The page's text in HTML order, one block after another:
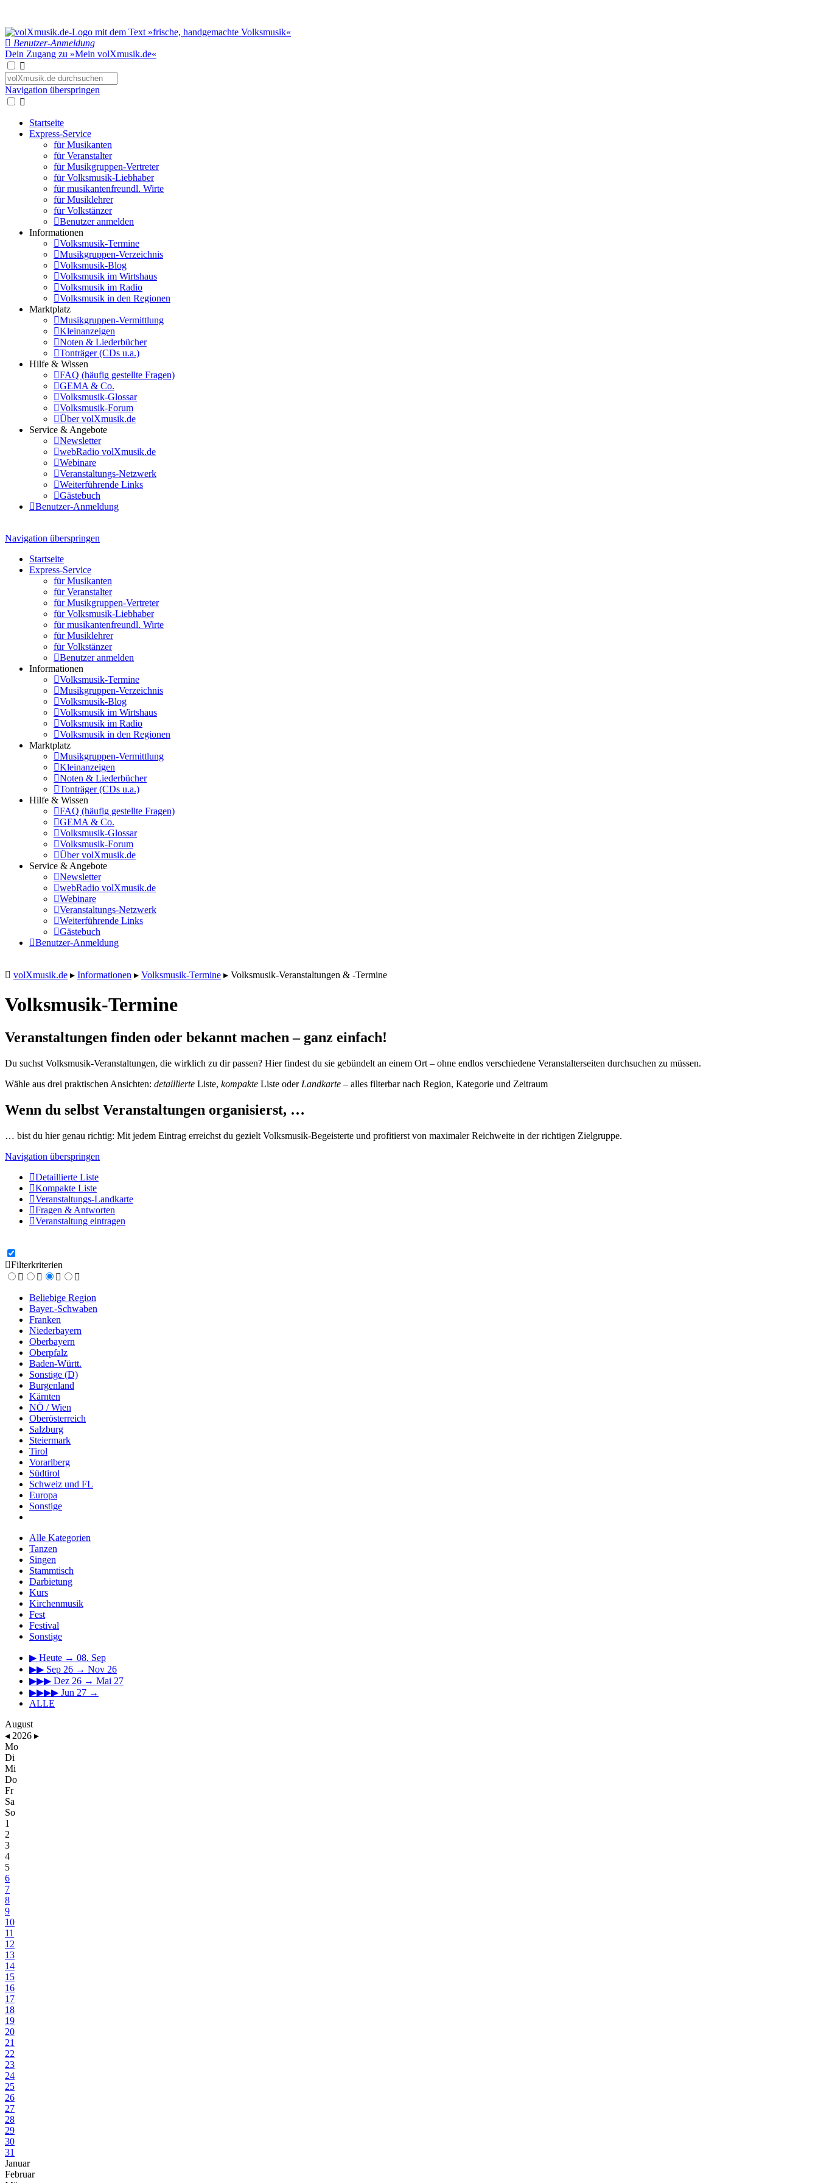
Benutzer-Anmeldung
Dein Zugang zu »Mein volXmusik.de«
Navigation überspringen
Startseite
Express-Service
für Musikanten
für Veranstalter
für Musikgruppen-Vertreter
für Volksmusik-Liebhaber
für musikantenfreundl. Wirte
für Musiklehrer
für Volkstänzer
Benutzer anmelden
Informationen
Volksmusik-Termine
Musikgruppen-Verzeichnis
Volksmusik-Blog
Volksmusik im Wirtshaus
Volksmusik im Radio
Volksmusik in den Regionen
Marktplatz
Musikgruppen-Vermittlung
Kleinanzeigen
Noten & Liederbücher
Tonträger (CDs u.a.)
Hilfe & Wissen
FAQ (häufig gestellte Fragen)
GEMA & Co.
Volksmusik-Glossar
Volksmusik-Forum
Über volXmusik.de
Service & Angebote
Newsletter
webRadio volXmusik.de
Webinare
Veranstaltungs-Netzwerk
Weiterführende Links
Gästebuch
Benutzer-Anmeldung
Navigation überspringen
Startseite
Express-Service
für Musikanten
für Veranstalter
für Musikgruppen-Vertreter
für Volksmusik-Liebhaber
für musikantenfreundl. Wirte
für Musiklehrer
für Volkstänzer
Benutzer anmelden
Informationen
Volksmusik-Termine
Musikgruppen-Verzeichnis
Volksmusik-Blog
Volksmusik im Wirtshaus
Volksmusik im Radio
Volksmusik in den Regionen
Marktplatz
Musikgruppen-Vermittlung
Kleinanzeigen
Noten & Liederbücher
Tonträger (CDs u.a.)
Hilfe & Wissen
FAQ (häufig gestellte Fragen)
GEMA & Co.
Volksmusik-Glossar
Volksmusik-Forum
Über volXmusik.de
Service & Angebote
Newsletter
webRadio volXmusik.de
Webinare
Veranstaltungs-Netzwerk
Weiterführende Links
Gästebuch
Benutzer-Anmeldung
volXmusik.de ▸ Informationen ▸ Volksmusik-Termine ▸ Volksmusik-Veranstaltungen & -Termine
Volksmusik-Termine
Veranstaltungen finden oder bekannt machen – ganz einfach!
Du suchst Volksmusik-Veranstaltungen, die wirklich zu dir passen? Hier findest du sie gebündelt an einem Ort – ohne endlos verschiedene Veranstalterseiten durchsuchen zu müssen.
Wähle aus drei praktischen Ansichten: detaillierte Liste, kompakte Liste oder Landkarte – alles filterbar nach Region, Kategorie und Zeitraum
Wenn du selbst Veranstaltungen organisierst, …
… bist du hier genau richtig: Mit jedem Eintrag erreichst du gezielt Volksmusik-Begeisterte und profitierst von maximaler Reichweite in der richtigen Zielgruppe.
Navigation überspringen
Detaillierte Liste
Kompakte Liste
Veranstaltungs-Landkarte
Fragen & Antworten
Veranstaltung eintragen
Filterkriterien
Beliebige Region
Bayer.-Schwaben
Franken
Niederbayern
Oberbayern
Oberpfalz
Baden-Württ.
Sonstige (D)
Burgenland
Kärnten
NÖ / Wien
Oberösterreich
Salzburg
Steiermark
Tirol
Vorarlberg
Südtirol
Schweiz und FL
Europa
Sonstige
Alle Kategorien
Tanzen
Singen
Stammtisch
Darbietung
Kurs
Kirchenmusik
Fest
Festival
Sonstige
▶ Heute → 08. Sep
▶▶ Sep 26 → Nov 26
▶▶▶ Dez 26 → Mai 27
▶▶▶▶ Jun 27 →
ALLE
August
◂ 2026 ▸
Mo
Di
Mi
Do
Fr
Sa
So
1
2
3
4
5
6
7
8
9
10
11
12
13
14
15
16
17
18
19
20
21
22
23
24
25
26
27
28
29
30
31
Januar
Februar